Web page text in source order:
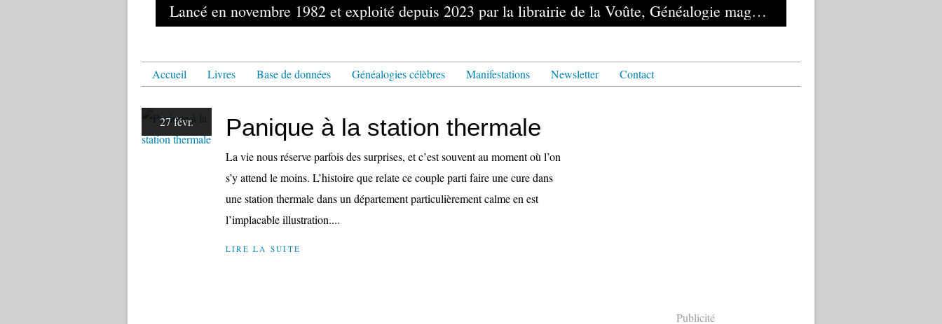
Lancé en novembre 1982 et exploité depuis 2023 par la librairie de la Voûte, Généalogie magazine reste le seul mensuel français de généalogie
Accueil Livres Base de données Généalogies célèbres Manifestations Newsletter Contact
27 févr. Panique à la station thermale
La vie nous réserve parfois des surprises, et c’est souvent au moment où l’on
s’y attend le moins. L’histoire que relate ce couple parti faire une cure dans
une station thermale dans un département particulièrement calme en est
l’implacable illustration....
LIRE LA SUITE
Publicité